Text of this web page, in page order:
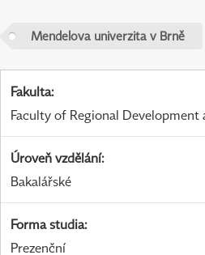
Mendelova univerzita v Brně
Fakulta:
Faculty of Regional
Úroveň vzdělání:
Bakalářské
Forma studia:
Prezenční